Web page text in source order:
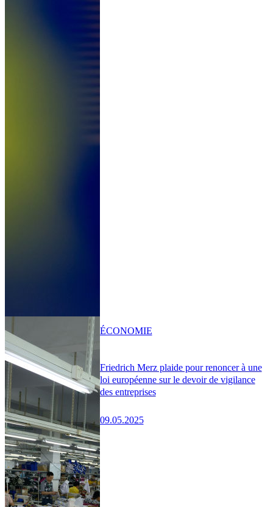
Friedrich Merz plaide pour renoncer à une
loi européenne sur le devoir de vigilance
des entreprises
09.05.2025
ÉCONOMIE